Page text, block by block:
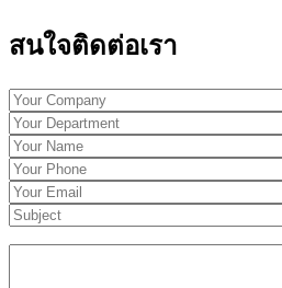
สนใจติดต่อเรา